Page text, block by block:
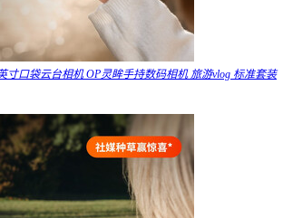
寸口袋云台相机 OP灵眸手持数码相机 旅游vlog 标准套装